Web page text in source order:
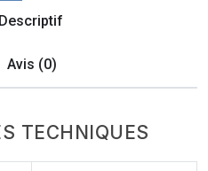
Descriptif
Avis (0)
TECHNIQUES